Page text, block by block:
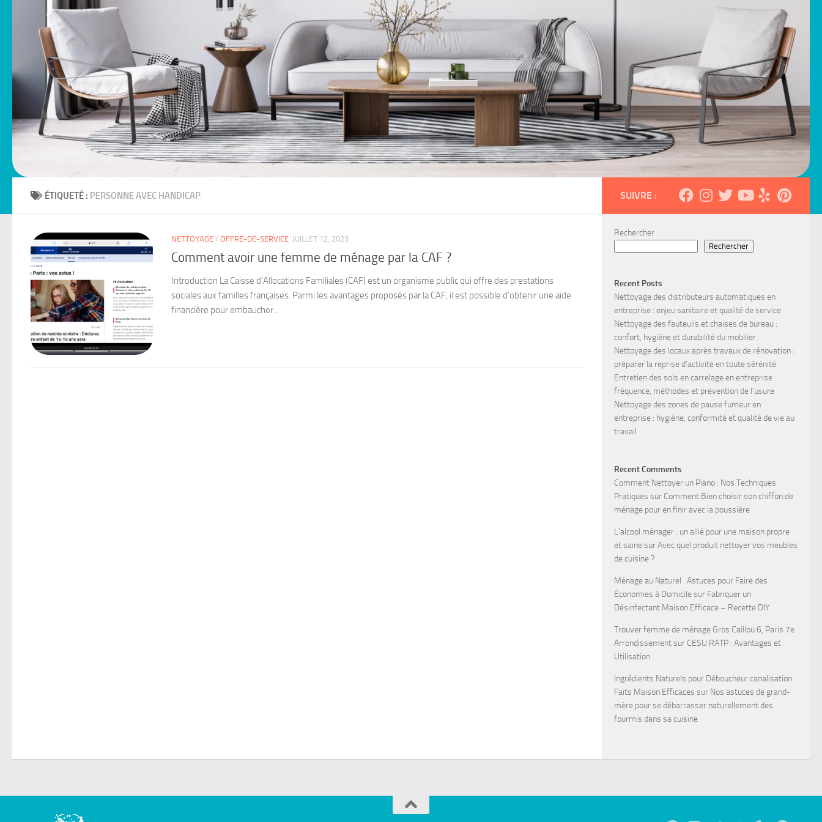
ÉTIQUETÉ : PERSONNE AVEC HANDICAP
NETTOYAGE / OFFRE-DE-SERVICE JUILLET 12, 2023
Comment avoir une femme de ménage par la CAF ?
Introduction La Caisse d’Allocations Familiales (CAF) est un organisme public qui offre des prestations
sociales aux familles françaises. Parmi les avantages proposés par la CAF, il est possible d’obtenir une aide
financière pour embaucher...
SUIVRE :
Rechercher
Rechercher
Recent Posts
Nettoyage des distributeurs automatiques en
entreprise : enjeu sanitaire et qualité de service
Nettoyage des fauteuils et chaises de bureau :
confort, hygiène et durabilité du mobilier
Nettoyage des locaux après travaux de rénovation :
préparer la reprise d’activité en toute sérénité
Entretien des sols en carrelage en entreprise :
fréquence, méthodes et prévention de l’usure
Nettoyage des zones de pause fumeur en
entreprise : hygiène, conformité et qualité de vie au
travail
Recent Comments
Comment Nettoyer un Piano : Nos Techniques
Pratiques sur Comment Bien choisir son chiffon de
ménage pour en finir avec la poussière
L'alcool ménager : un allié pour une maison propre
et sainesurAvec quel produit nettoyer vos meubles
de cuisine ?
Ménage au Naturel : Astuces pour Faire des
Économies à Domicilesur Fabriquer un
Désinfectant Maison Efficace – Recette DIY
Trouver femme de ménage Gros Caillou 6, Paris 7e
Arrondissementsur CESU RATP : Avantages et
Utilisation
Ingrédients Naturels pour Déboucheur canalisation
Faits Maison Efficaces sur Nos astuces de grand-
mère pour se débarrasser naturellement des
fourmis dans sa cuisine